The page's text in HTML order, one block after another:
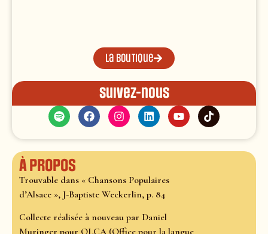
La boutique
Suivez-nous
À propos
Trouvable dans « Chansons Populaires
d’Alsace », J-Baptiste Weckerlin, p. 84
Collecte réalisée à nouveau par Daniel